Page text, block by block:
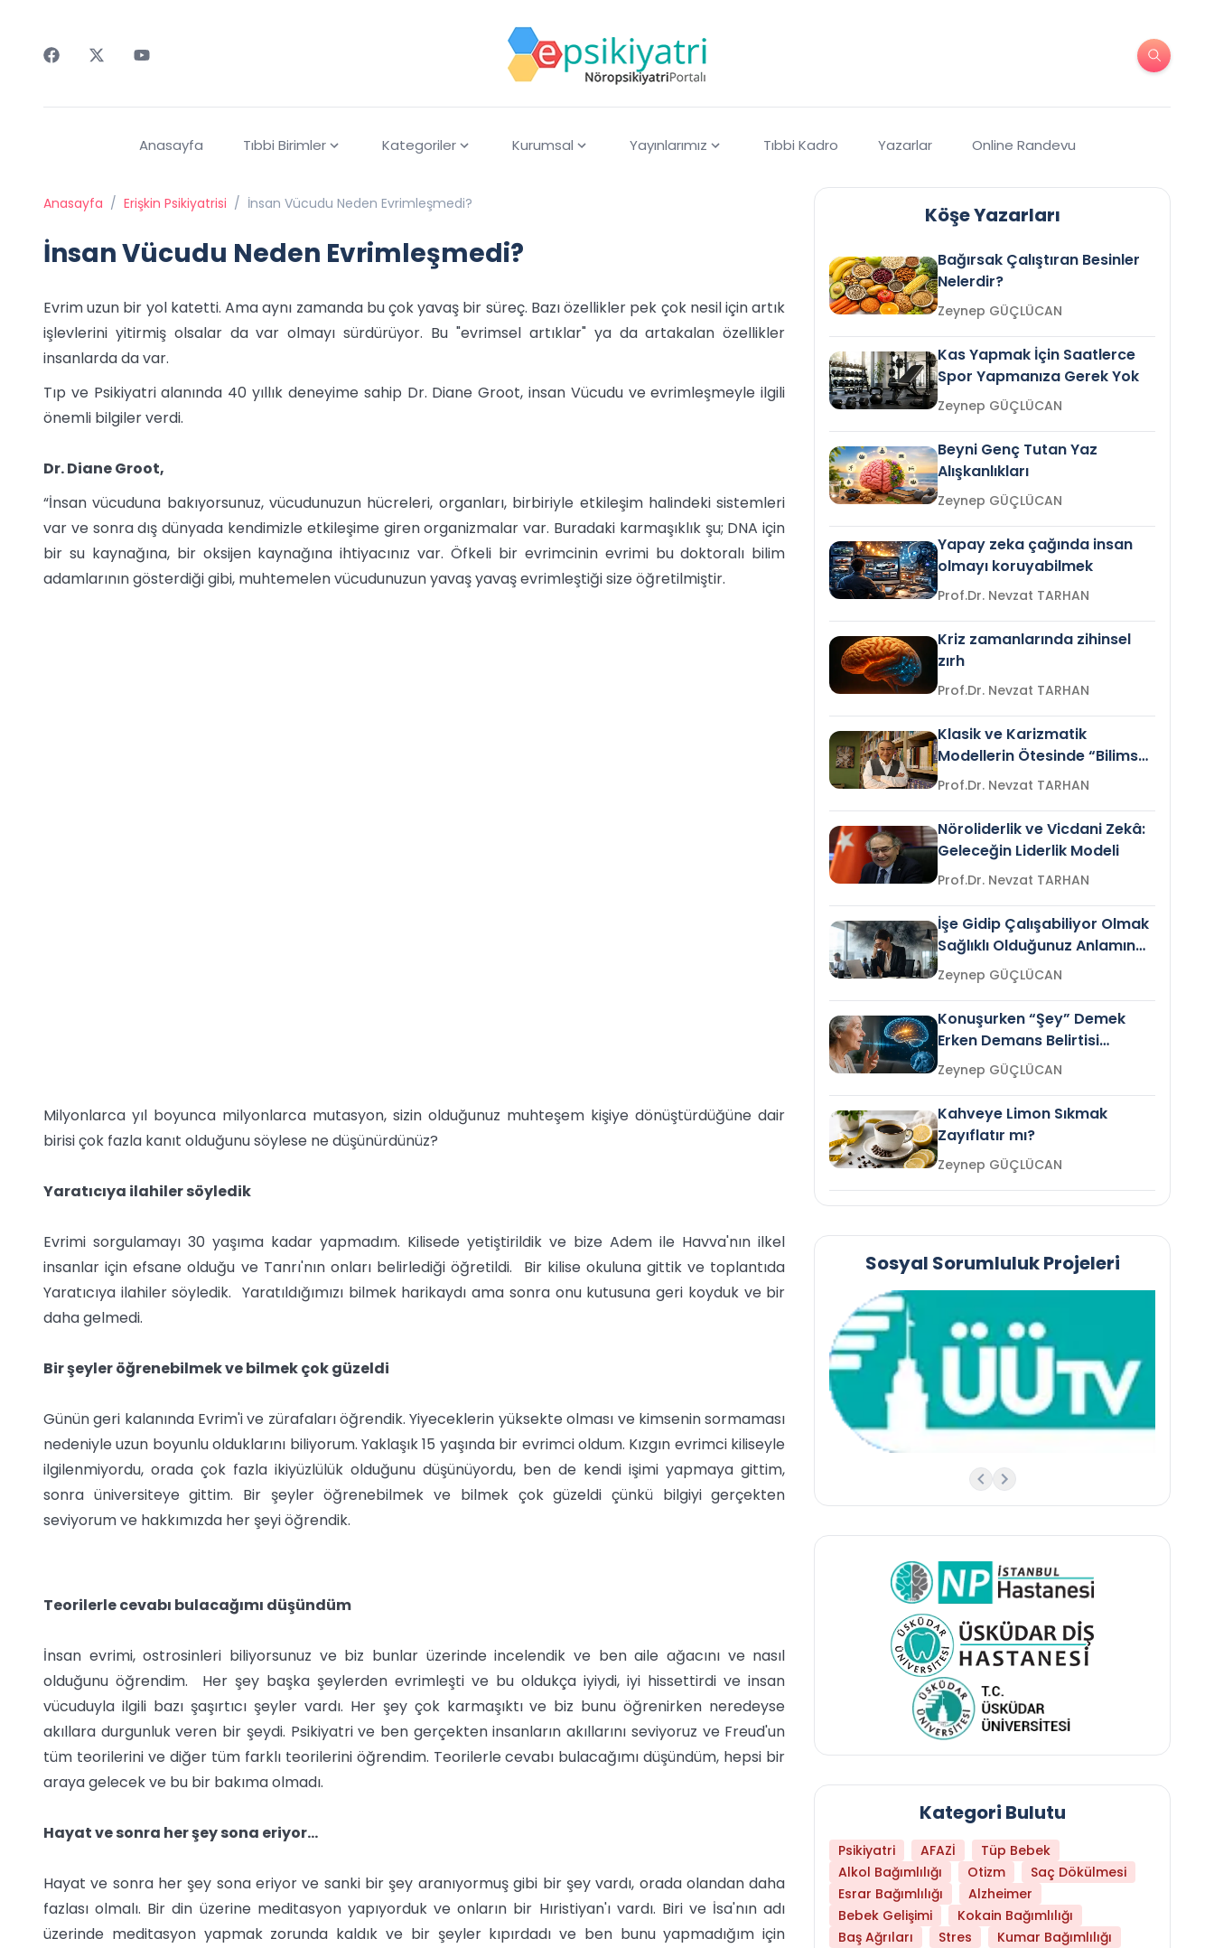
Anasayfa Tıbbi Birimler Kategoriler Kurumsal Yayınlarımız Tıbbi Kadro Yazarlar Online Randevu
Anasayfa / Erişkin Psikiyatrisi / İnsan Vücudu Neden Evrimleşmedi?
İnsan Vücudu Neden Evrimleşmedi?
Evrim uzun bir yol katetti. Ama aynı zamanda bu çok yavaş bir süreç. Bazı özellikler pek çok nesil için artık
işlevlerini yitirmiş olsalar da var olmayı sürdürüyor. Bu "evrimsel artıklar" ya da artakalan özellikler
insanlarda da var.
Tıp ve Psikiyatri alanında 40 yıllık deneyime sahip Dr. Diane Groot, insan Vücudu ve evrimleşmeyle ilgili
önemli bilgiler verdi.
Dr. Diane Groot,
“İnsan vücuduna bakıyorsunuz, vücudunuzun hücreleri, organları, birbiriyle etkileşim halindeki sistemleri
var ve sonra dış dünyada kendimizle etkileşime giren organizmalar var. Buradaki karmaşıklık şu; DNA için
bir su kaynağına, bir oksijen kaynağına ihtiyacınız var. Öfkeli bir evrimcinin evrimi bu doktoralı bilim
adamlarının gösterdiği gibi, muhtemelen vücudunuzun yavaş yavaş evrimleştiği size öğretilmiştir.
Milyonlarca yıl boyunca milyonlarca mutasyon, sizin olduğunuz muhteşem kişiye dönüştürdüğüne dair
birisi çok fazla kanıt olduğunu söylese ne düşünürdünüz?
Yaratıcıya ilahiler söyledik
Evrimi sorgulamayı 30 yaşıma kadar yapmadım. Kilisede yetiştirildik ve bize Adem ile Havva'nın ilkel
insanlar için efsane olduğu ve Tanrı'nın onları belirlediği öğretildi. Bir kilise okuluna gittik ve toplantıda
Yaratıcıya ilahiler söyledik. Yaratıldığımızı bilmek harikaydı ama sonra onu kutusuna geri koyduk ve bir
daha gelmedi.
Bir şeyler öğrenebilmek ve bilmek çok güzeldi
Günün geri kalanında Evrim'i ve zürafaları öğrendik. Yiyeceklerin yüksekte olması ve kimsenin sormaması
nedeniyle uzun boyunlu olduklarını biliyorum. Yaklaşık 15 yaşında bir evrimci oldum. Kızgın evrimci kiliseyle
ilgilenmiyordu, orada çok fazla ikiyüzlülük olduğunu düşünüyordu, ben de kendi işimi yapmaya gittim,
sonra üniversiteye gittim. Bir şeyler öğrenebilmek ve bilmek çok güzeldi çünkü bilgiyi gerçekten
seviyorum ve hakkımızda her şeyi öğrendik.
Teorilerle cevabı bulacağımı düşündüm
İnsan evrimi, ostrosinleri biliyorsunuz ve biz bunlar üzerinde incelendik ve ben aile ağacını ve nasıl
olduğunu öğrendim. Her şey başka şeylerden evrimleşti ve bu oldukça iyiydi, iyi hissettirdi ve insan
vücuduyla ilgili bazı şaşırtıcı şeyler vardı. Her şey çok karmaşıktı ve biz bunu öğrenirken neredeyse
akıllara durgunluk veren bir şeydi. Psikiyatri ve ben gerçekten insanların akıllarını seviyoruz ve Freud'un
tüm teorilerini ve diğer tüm farklı teorilerini öğrendim. Teorilerle cevabı bulacağımı düşündüm, hepsi bir
araya gelecek ve bu bir bakıma olmadı.
Hayat ve sonra her şey sona eriyor…
Hayat ve sonra her şey sona eriyor ve sanki bir şey aranıyormuş gibi bir şey vardı, orada olandan daha
fazlası olmalı. Bir din üzerine meditasyon yapıyorduk ve onların bir Hıristiyan'ı vardı. Biri ve İsa'nın adı
üzerinde meditasyon yapmak zorunda kaldık ve bir şeyler kıpırdadı ve ben bunu yapmadığım için
Köşe Yazarları
Bağırsak Çalıştıran Besinler
Nelerdir?
Zeynep GÜÇLÜCAN
Kas Yapmak İçin Saatlerce
Spor Yapmanıza Gerek Yok
Zeynep GÜÇLÜCAN
Beyni Genç Tutan Yaz
Alışkanlıkları
Zeynep GÜÇLÜCAN
Yapay zeka çağında insan
olmayı koruyabilmek
Prof.Dr. Nevzat TARHAN
Kriz zamanlarında zihinsel
zırh
Prof.Dr. Nevzat TARHAN
Klasik ve Karizmatik
Modellerin Ötesinde “Bilimsel
Liderlik”
Prof.Dr. Nevzat TARHAN
Nöroliderlik ve Vicdani Zekâ:
Geleceğin Liderlik Modeli
Prof.Dr. Nevzat TARHAN
İşe Gidip Çalışabiliyor Olmak
Sağlıklı Olduğunuz Anlamına
Gelir mi?Zeynep GÜÇLÜCAN
Konuşurken “Şey” Demek
Erken Demans Belirtisi
Olabilir mi?Zeynep GÜÇLÜCAN
Kahveye Limon Sıkmak
Zayıflatır mı?
Zeynep GÜÇLÜCAN
Sosyal Sorumluluk Projeleri
Kategori Bulutu
Psikiyatri AFAZİ
Tüp Bebek
Alkol Bağımlılığı
Otizm
Saç Dökülmesi
Esrar Bağımlılığı
Alzheimer
Bebek Gelişimi
Kokain Bağımlılığı
Baş Ağrıları
Stres
Kumar Bağımlılığı